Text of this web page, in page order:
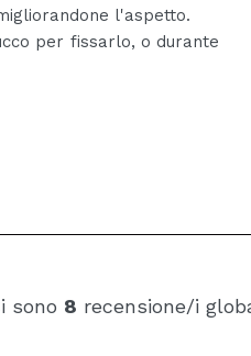
l'aspetto.
per fissarlo, o durante
sono 8 recensione/i